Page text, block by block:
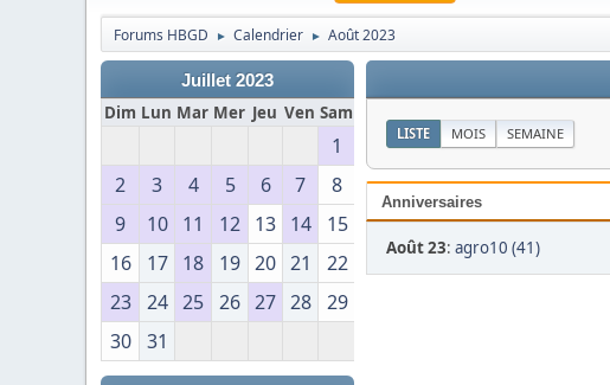
Forums HBGD ► Calendrier ► Août 2023
Juillet 2023
Dim Lun Mar Mer Jeu Ven Sam
1
2
3 4 5 6 7
8
9
10 11 12 13 14
15
16
17 18 19 20 21
22
23
24 25 26 27 28
29
30
31
LISTE MOIS SEMAINE
Anniversaires
Août 23: agro10 (41)